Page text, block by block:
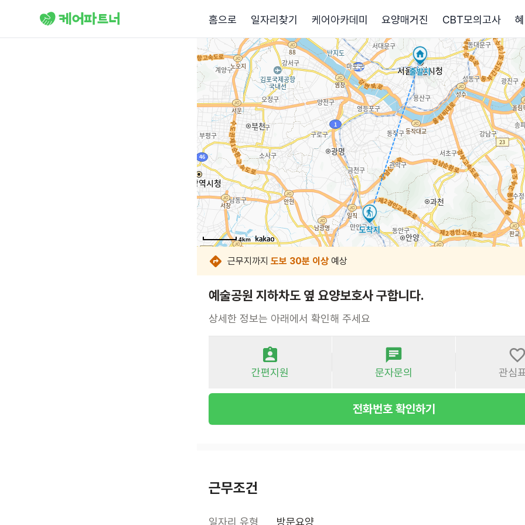
홈으로 일자리찾기 케어아카데미 요양매거진 CBT모의고사
4km
4km
4km
4km
4km
4km
4km
4km
근무지까지 도보 30분 이상 예상
예술공원 지하차도 옆 요양보호사 구합니다.
상세한 정보는 아래에서 확인해 주세요
간편지원 문자문의 관심
전화번호 확인하기
근무조건
일자리 유형 방문요양